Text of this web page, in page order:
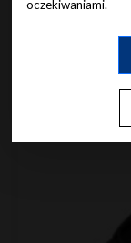
oczekiwaniami.